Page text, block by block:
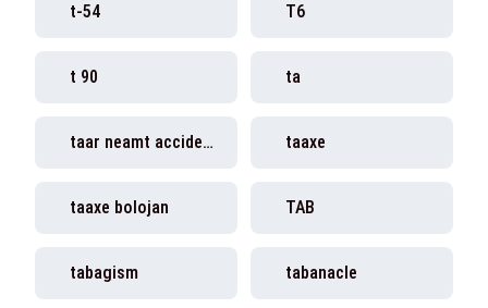
t-54 T6
t 90 ta
taar neamt accident pieton taaxe
taaxe bolojan TAB
tabagism tabanacle